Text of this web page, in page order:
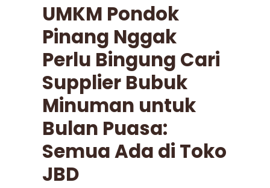
UMKM Pondok
Pinang Nggak
Perlu Bingung Cari
Supplier Bubuk
Minuman untuk
Bulan Puasa:
Semua Ada di Toko
JBD